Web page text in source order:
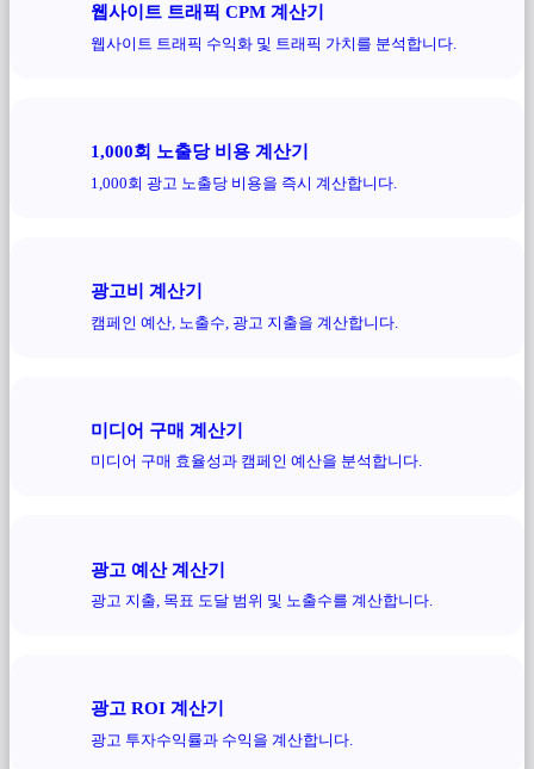
웹사이트 트래픽 CPM 계산기
웹사이트 트래픽 수익화 및 트래픽 가치를 분석합니다.
1,000회 노출당 비용 계산기
1,000회 광고 노출당 비용을 즉시 계산합니다.
광고비 계산기
캠페인 예산, 노출수, 광고 지출을 계산합니다.
미디어 구매 계산기
미디어 구매 효율성과 캠페인 예산을 분석합니다.
광고 예산 계산기
광고 지출, 목표 도달 범위 및 노출수를 계산합니다.
광고 ROI 계산기
광고 투자수익률과 수익을 계산합니다.